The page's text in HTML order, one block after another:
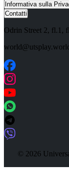
Informativa sulla
Contatti
Odrin Street 2, fl.1 ,
© 2026